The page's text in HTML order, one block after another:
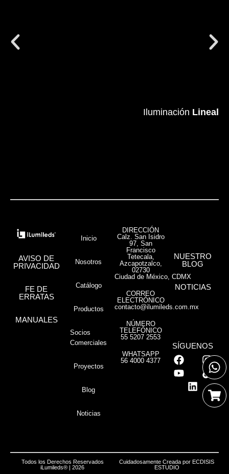
Iluminación Lineal
Iluminación Lineal
AVISO DE
PRIVACIDAD
FE DE
ERRATAS
MANUALES
Inicio
Nosotros
Catálogo
Productos
Socios
Comerciales
Proyectos
Blog
Noticias
DIRECCIÓN
Calz. San Isidro
97, San
Francisco
Tetecala,
Azcapotzalco,
02730
Ciudad de México, CDMX
CORREO
ELECTRÓNICO
contacto@ilumileds.com.mx
NÚMERO
TELEFÓNICO
55 5207 2553
WHATSAPP
56 4000 4377
NUESTRO
BLOG
NOTICIAS
SÍGUENOS
Todos los Derechos Reservados
iLumileds® | 2026
Cuidadosamente Creada por ECDISIS
ESTUDIO